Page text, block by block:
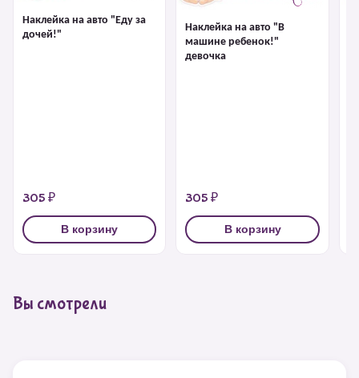
Наклейка на авто "Еду за
дочей!"
305 ₽
В корзину
Наклейка на авто "В
машине ребенок!"
девочка
305 ₽
В корзину
Вы смотрели